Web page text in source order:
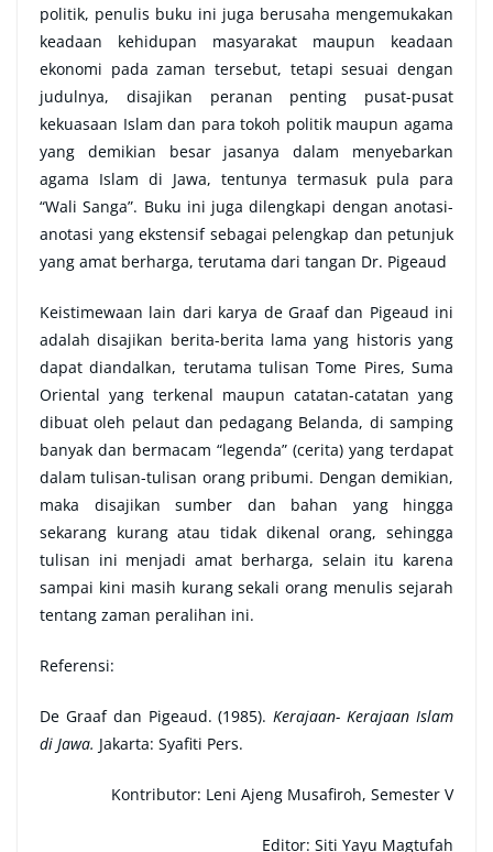
politik, penulis buku ini juga berusaha mengemukakan
keadaan kehidupan masyarakat maupun keadaan
ekonomi pada zaman tersebut, tetapi sesuai dengan
judulnya, disajikan peranan penting pusat-pusat
kekuasaan Islam dan para tokoh politik maupun agama
yang demikian besar jasanya dalam menyebarkan
agama Islam di Jawa, tentunya termasuk pula para
“Wali Sanga”. Buku ini juga dilengkapi dengan anotasi-
anotasi yang ekstensif sebagai pelengkap dan petunjuk
yang amat berharga, terutama dari tangan Dr. Pigeaud
Keistimewaan lain dari karya de Graaf dan Pigeaud ini
adalah disajikan berita-berita lama yang historis yang
dapat diandalkan, terutama tulisan Tome Pires, Suma
Oriental yang terkenal maupun catatan-catatan yang
dibuat oleh pelaut dan pedagang Belanda, di samping
banyak dan bermacam “legenda” (cerita) yang terdapat
dalam tulisan-tulisan orang pribumi. Dengan demikian,
maka disajikan sumber dan bahan yang hingga
sekarang kurang atau tidak dikenal orang, sehingga
tulisan ini menjadi amat berharga, selain itu karena
sampai kini masih kurang sekali orang menulis sejarah
tentang zaman peralihan ini.
Referensi:
De Graaf dan Pigeaud. (1985).Kerajaan- Kerajaan Islam
di Jawa. Jakarta: Syafiti Pers.
Kontributor: Leni Ajeng Musafiroh, Semester V
Editor: Siti Yayu Magtufah